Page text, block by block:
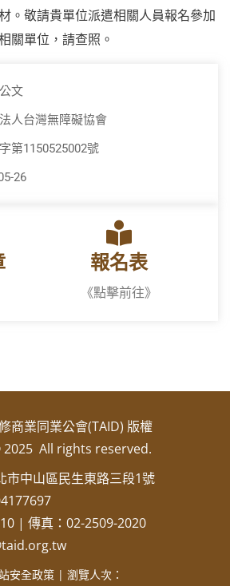
。敬請貴單位派遣相關人員報名參加
關單位，請查照。
文
人台灣無障礙協會
第1150525002號
26
報名表
《點擊前往》
商業同業公會(TAID) 版權
All rights reserved.
市中山區民生東路三段1號
| 傳真：02-2509-2020
安全政策 | 瀏覽人次：